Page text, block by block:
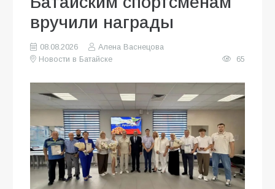
вручили награды
08.08.2026
Алена Васнецова
Новости в Батайске
65